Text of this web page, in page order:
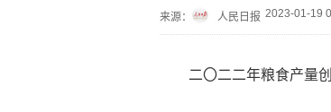
来源： 人民日报 2023-01-19
二〇二二年粮食产量